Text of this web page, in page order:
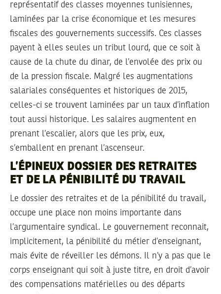
représentatif des classes moyennes tunisiennes,
laminées par la crise économique et les mesures
fiscales des gouvernements successifs. Ces classes
payent à elles seules un tribut lourd, que ce soit à
cause de la chute du dinar, de l’envolée des prix ou
de la pression fiscale. Malgré les augmentations
salariales conséquentes et historiques de 2015,
celles-ci se trouvent laminées par un taux d’inflation
tout aussi historique. Les salaires augmentent en
prenant l’escalier, alors que les prix, eux,
s’emballent en prenant l’ascenseur.
L’ÉPINEUX DOSSIER DES RETRAITES
ET DE LA PÉNIBILITÉ DU TRAVAIL
Le dossier des retraites et de la pénibilité du travail,
occupe une place non moins importante dans
l’argumentaire syndical. Le gouvernement reconnait,
implicitement, la pénibilité du métier d’enseignant,
mais évite de réveiller les démons. Il n’y a pas que le
corps enseignant qui soit à juste titre, en droit d’avoir
des compensations matérielles ou des départs